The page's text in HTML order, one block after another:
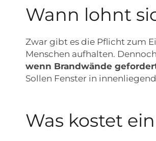
Wann lohnt
Zwar gibt es die Pflicht zum
Menschen aufhalten.
wenn Brandwände
Sollen Fenster in
Was kostet